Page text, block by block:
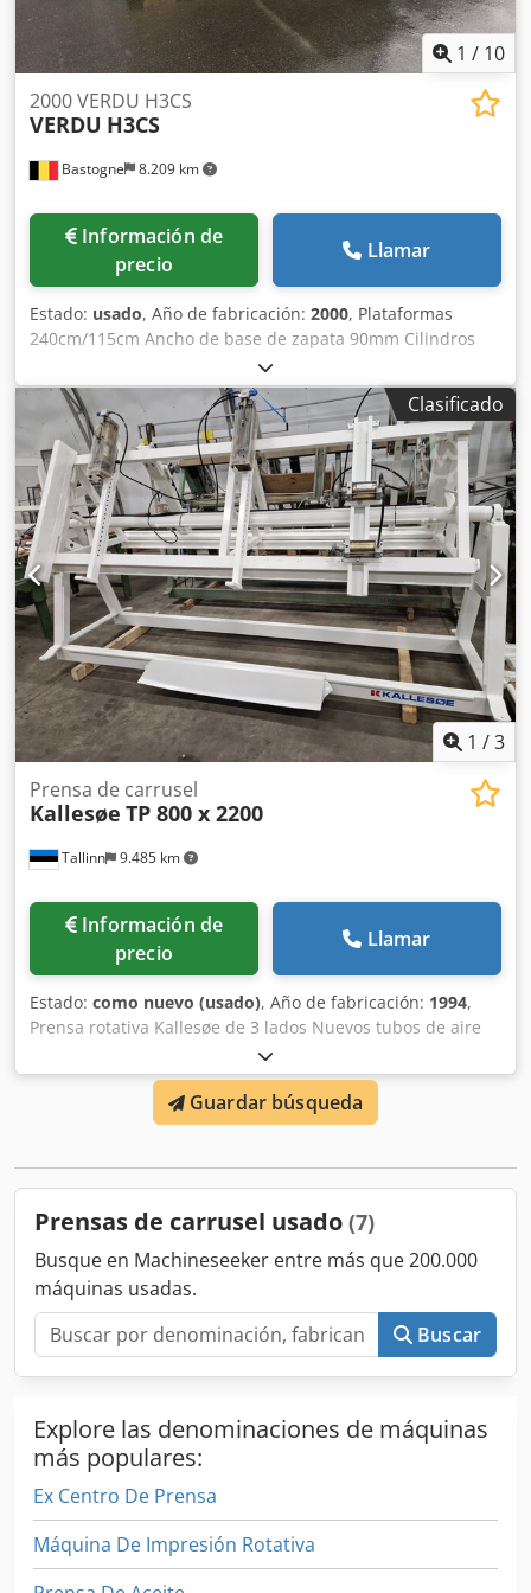
1 / 10
Bastogne 8.209 km
2000 VERDU H3CS
VERDU H3CS
Información de
precio
Llamar
Estado: usado, Año de fabricación: 2000, Plataformas
240cm/115cm Ancho de base de zapata 90mm Cilindros
hidráulicos móviles Dkedpfjx Eh A Isx Ahker Prensado
horizontal y vertical Giro motorizado de la prensa Ciclo
manual o automático Temporizador 400V
Clasificado
1 /3
Tallinn 9.485 km
Prensa de carrusel
Kallesøe TP 800 x 2200
Información de
precio
Llamar
Estado: como nuevo (usado), Año de fabricación: 1994,
Prensa rotativa Kallesøe de 3 lados Nuevos tubos de aire
Guardar búsqueda
Prensas de carrusel usado (7)
Busque en Machineseeker entre más que 200.000
máquinas usadas.
Buscar
Explore las denominaciones de máquinas
más populares:
Ex Centro De Prensa
Máquina De Impresión Rotativa